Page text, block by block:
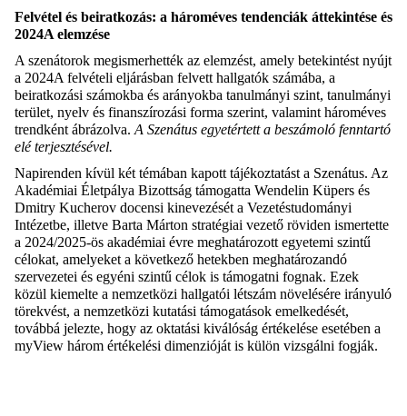
Felvétel és beiratkozás: a hároméves tendenciák áttekintése és
2024A elemzése
A szenátorok megismerhették az elemzést, amely betekintést nyújt
a 2024A felvételi eljárásban felvett hallgatók számába, a
beiratkozási számokba és arányokba tanulmányi szint, tanulmányi
terület, nyelv és finanszírozási forma szerint, valamint hároméves
trendként ábrázolva. A Szenátus egyetértett a beszámoló fenntartó
elé terjesztésével.
Napirenden kívül két témában kapott tájékoztatást a Szenátus. Az
Akadémiai Életpálya Bizottság támogatta Wendelin Küpers és
Dmitry Kucherov docensi kinevezését a Vezetéstudományi
Intézetbe, illetve Barta Márton stratégiai vezető röviden ismertette
a 2024/2025-ös akadémiai évre meghatározott egyetemi szintű
célokat, amelyeket a következő hetekben meghatározandó
szervezetei és egyéni szintű célok is támogatni fognak. Ezek
közül kiemelte a nemzetközi hallgatói létszám növelésére irányuló
törekvést, a nemzetközi kutatási támogatások emelkedését,
továbbá jelezte, hogy az oktatási kiválóság értékelése esetében a
myView három értékelési dimenzióját is külön vizsgálni fogják.